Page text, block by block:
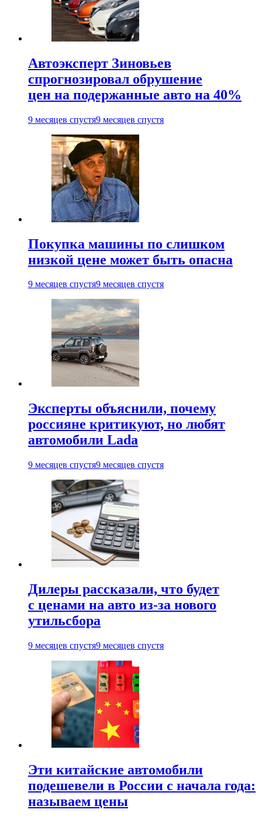
Автоэксперт Зиновьев
спрогнозировал обрушение
цен на подержанные авто на 40%
9 месяцев спустя9 месяцев спустя
Покупка машины по слишком
низкой цене может быть опасна
9 месяцев спустя9 месяцев спустя
Эксперты объяснили, почему
россияне критикуют, но любят
автомобили Lada
9 месяцев спустя9 месяцев спустя
Дилеры рассказали, что будет
с ценами на авто из-за нового
утильсбора
9 месяцев спустя9 месяцев спустя
Эти китайские автомобили
подешевели в России с начала года:
называем цены